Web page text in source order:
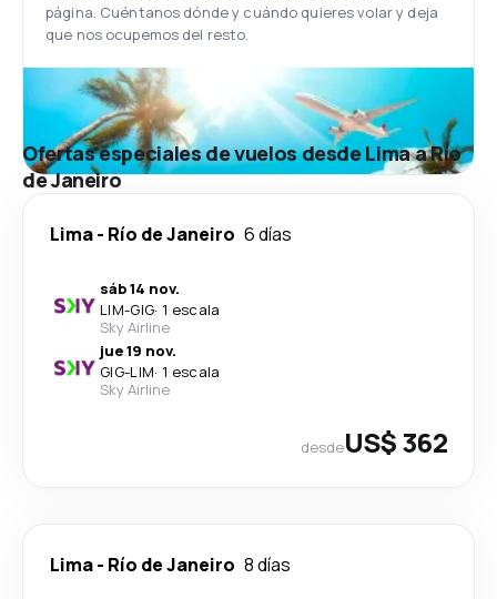
página. Cuéntanos dónde y cuándo quieres volar y deja
que nos ocupemos del resto.
Ofertas especiales de vuelos desde Lima a Río
de Janeiro
Lima- Río de Janeiro 6 días
sáb 14 nov.
LIM-GIG· 1 escala
Sky Airline
jue 19 nov.
GIG-LIM· 1 escala
Sky Airline
desdeUS$ 362
Lima- Río de Janeiro 8 días